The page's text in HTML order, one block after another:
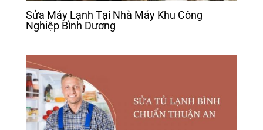
Sửa Máy Lạnh Tại Nhà Máy Khu Công
Nghiệp Bình Dương